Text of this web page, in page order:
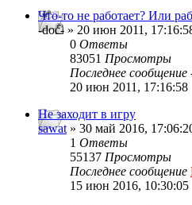
Что-то не работает? Или
-doc- » 20 июн 2011,
0 Ответы
83051 Просмотры
Последнее сообщение
20 июн 2011, 17:16:58
Не заходит в игру
sawat » 30 май 2016,
1 Ответы
55137 Просмотры
Последнее сообщение
15 июн 2016, 10:30:05